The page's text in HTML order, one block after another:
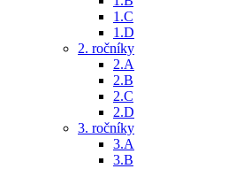
1.C
1.D
2. ročníky
2.A
2.B
2.C
2.D
3. ročníky
3.A
3.B